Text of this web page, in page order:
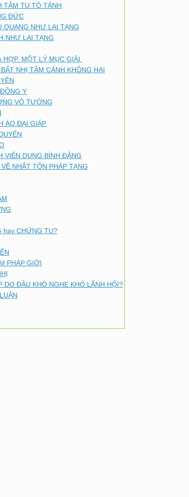
TÂM TU TỎ TÁNH
ĐỨC
QUANG NHƯ LAI TẠNG
NHƯ LAI TẠNG
MỘT LÝ MỤC GIẢI
NHỊ TÂM CẢNH KHÔNG HAI
Y
VÔ TƯỚNG
ÁO ĐẠI GIÁP
VIÊN DUNG BÌNH ĐẲNG
NHẤT TÔN PHÁP TẠNG
hay CHỨNG TU?
PHÁP GIỚI
DO ĐÂU KHÓ NGHE KHÓ LÃNH HỘI?